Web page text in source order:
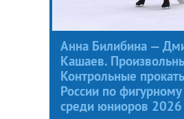
Анна Билибина —
Кашаев.
Контрольные
России по
среди юниоров 2026